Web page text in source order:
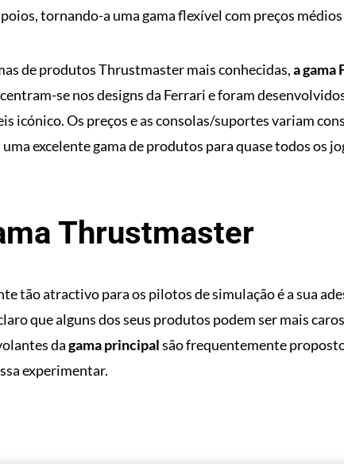
tornando-a uma gama flexível com preços médios
de produtos Thrustmaster mais conhecidas,a gama
se nos designs da Ferrari e foram
icónico. Os preços e as consolas/suportes variam
excelente gama de produtos para quase todos os
Thrustmaster
tão atractivo para os pilotos de simulação é a sua
que alguns dos seus produtos podem ser mais
dagama principalsão frequentemente
experimentar.